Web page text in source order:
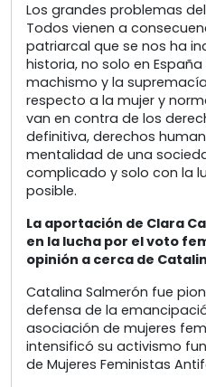
Los grandes problemas
Todos vienen a
patriarcal que se nos ha
historia, no solo en
machismo y la
respecto a la mujer y
van en contra de los
definitiva, derechos
mentalidad de una
complicado y solo con la
posible.
La aportación de Clara
en la lucha por el voto
opinión a cerca de
Catalina Salmerón fue
defensa de la
asociación de mujeres
intensificó su activismo
de Mujeres Feministas